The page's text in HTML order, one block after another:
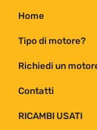
Home
Tipo di motore?
Richiedi un
Contatti
RICAMBI USATI